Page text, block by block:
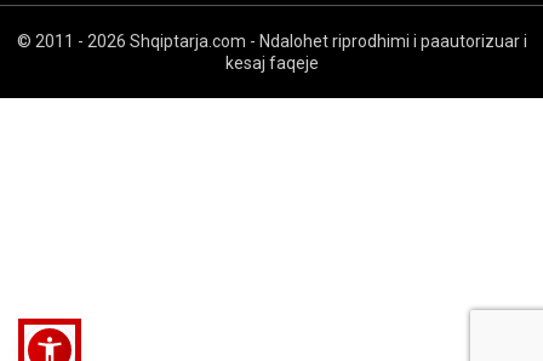
© 2011 - 2026 Shqiptarja.com - Ndalohet riprodhimi i paautorizuar i
kesaj faqeje